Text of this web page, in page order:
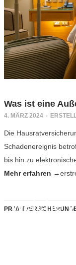
Welche
Was ist eine
4. MÄRZ 2024 -
Die
Schadenereignis
bis hin zu
Mehr erfahren →